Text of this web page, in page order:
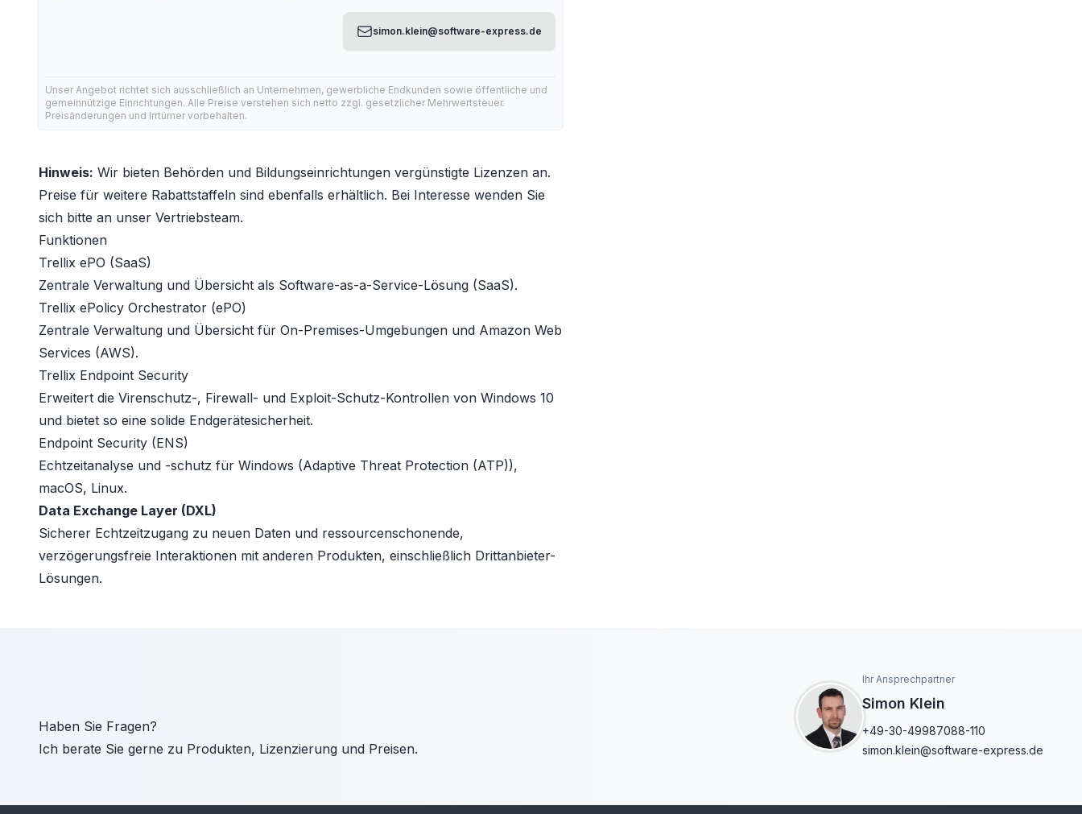
simon.klein@software-express.de
Unser Angebot richtet sich ausschließlich an Unternehmen, gewerbliche Endkunden sowie öffentliche und
gemeinnützige Einrichtungen. Alle Preise verstehen sich netto zzgl. gesetzlicher Mehrwertsteuer.
Preisänderungen und Irrtümer vorbehalten.
Hinweis: Wir bieten Behörden und Bildungseinrichtungen vergünstigte Lizenzen an.
Preise für weitere Rabattstaffeln sind ebenfalls erhältlich. Bei Interesse wenden Sie
sich bitte an unser Vertriebsteam.
Funktionen
Trellix ePO (SaaS)
Zentrale Verwaltung und Übersicht als Software-as-a-Service-Lösung (SaaS).
Trellix ePolicy Orchestrator (ePO)
Zentrale Verwaltung und Übersicht für On-Premises-Umgebungen und Amazon Web
Services (AWS).
Trellix Endpoint Security
Erweitert die Virenschutz-, Firewall- und Exploit-Schutz-Kontrollen von Windows 10
und bietet so eine solide Endgerätesicherheit.
Endpoint Security (ENS)
Echtzeitanalyse und -schutz für Windows (Adaptive Threat Protection (ATP)),
macOS, Linux.
Data Exchange Layer (DXL)
Sicherer Echtzeitzugang zu neuen Daten und ressourcenschonende,
verzögerungsfreie Interaktionen mit anderen Produkten, einschließlich Drittanbieter-
Lösungen.
Haben Sie Fragen?
Ich berate Sie gerne zu Produkten, Lizenzierung und Preisen.
Ihr Ansprechpartner
Simon Klein
+49-30-49987088-110
simon.klein@software-express.de